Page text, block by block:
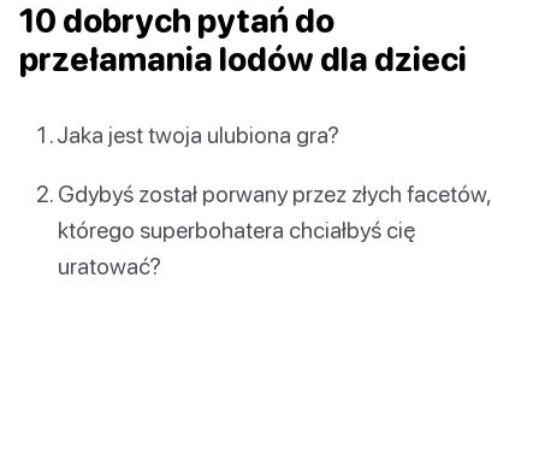
10 dobrych pytań do
przełamania lodów dla dzieci
Jaka jest twoja ulubiona gra?
Gdybyś został porwany przez złych facetów,
którego superbohatera chciałbyś cię
uratować?